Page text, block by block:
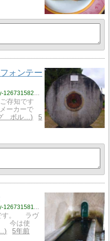
ォンテー
https://ameblo.jp/le-beau-dauphin/entry-12673158200.html
存知です
ーカーで
グ ボル…
5
https://ameblo.jp/le-beau-dauphin/entry-12673158116.html
す。 ラヴ
今は使
5年前